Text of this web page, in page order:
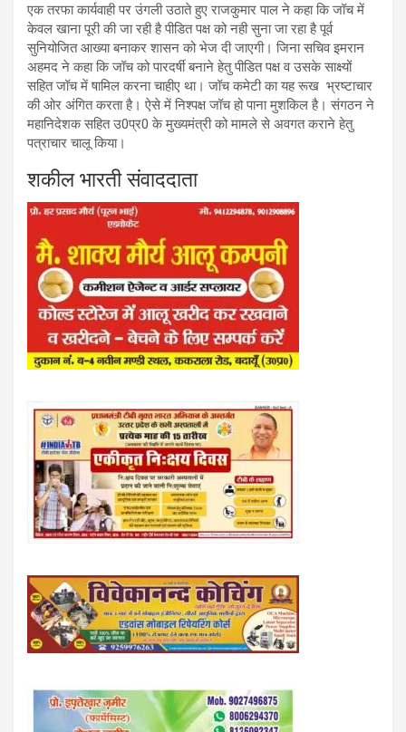
एक तरफा कार्यवाही पर उंगली उठाते हुए राजकुमार पाल ने कहा कि जॉच में
केवल खाना पूरी की जा रही है पीडित पक्ष को नही सुना जा रहा है पूर्व
सुनियोजित आख्या बनाकर शासन को भेज दी जाएगी। जिना सचिव इमरान
अहमद ने कहा कि जॉच को पारदर्षी बनाने हेतु पीडित पक्ष व उसके साक्ष्यों
सहित जॉच में षामिल करना चाहीए था। जॉच कमेटी का यह रूख भ्रष्टाचार
की ओर अंगित करता है। ऐसे में निश्पक्ष जॉच हो पाना मुशकिल है। संगठन ने
महानिदेशक सहित उ0प्र0 के मुख्यमंत्री को मामले से अवगत कराने हेतु
पत्राचार चालू किया।
शकील भारती संवाददाता